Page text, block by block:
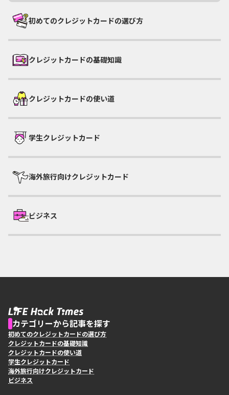
初めてのクレジットカードの選び方
クレジットカードの基礎知識
クレジットカードの使い道
学生クレジットカード
海外旅行向けクレジットカード
ビジネス
カテゴリーから記事を探す
初めてのクレジットカードの選び方
クレジットカードの基礎知識
クレジットカードの使い道
学生クレジットカード
海外旅行向けクレジットカード
ビジネス